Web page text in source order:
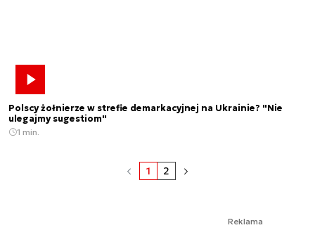
Polscy żołnierze w strefie demarkacyjnej na Ukrainie? "Nie
ulegajmy sugestiom"
1 min.
1 2
Reklama